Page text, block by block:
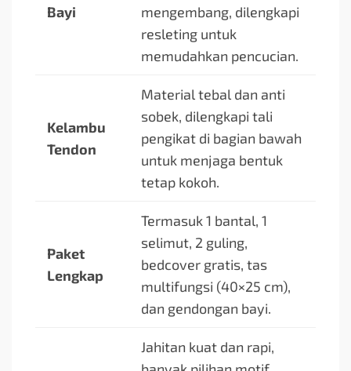
Bayi
mengembang, dilengkapi
resleting untuk
memudahkan pencucian.
Kelambu
Tendon
Material tebal dan anti
sobek, dilengkapi tali
pengikat di bagian bawah
untuk menjaga bentuk
tetap kokoh.
Paket
Lengkap
Termasuk 1 bantal, 1
selimut, 2 guling,
bedcover gratis, tas
multifungsi (40×25 cm),
dan gendongan bayi.
Jahitan kuat dan rapi,